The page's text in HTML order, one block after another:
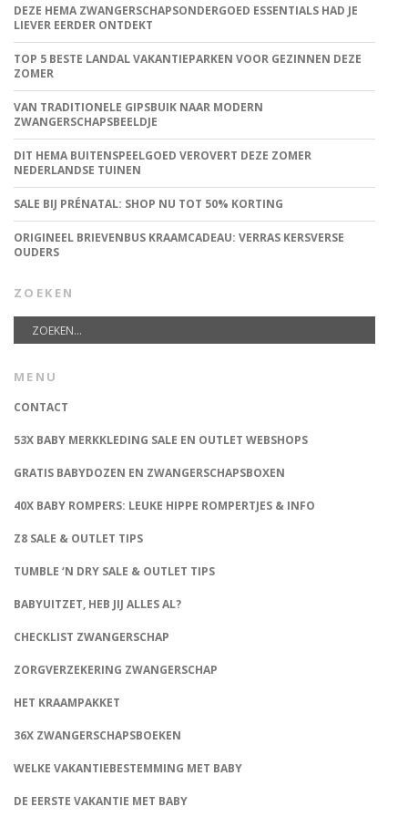
DEZE HEMA ZWANGERSCHAPSONDERGOED ESSENTIALS HAD JE
LIEVER EERDER ONTDEKT
TOP 5 BESTE LANDAL VAKANTIEPARKEN VOOR GEZINNEN DEZE
ZOMER
VAN TRADITIONELE GIPSBUIK NAAR MODERN
ZWANGERSCHAPSBEELDJE
DIT HEMA BUITENSPEELGOED VEROVERT DEZE ZOMER
NEDERLANDSE TUINEN
SALE BIJ PRÉNATAL: SHOP NU TOT 50% KORTING
ORIGINEEL BRIEVENBUS KRAAMCADEAU: VERRAS KERSVERSE
OUDERS
ZOEKEN
MENU
CONTACT
53X BABY MERKKLEDING SALE EN OUTLET WEBSHOPS
GRATIS BABYDOZEN EN ZWANGERSCHAPSBOXEN
40X BABY ROMPERS: LEUKE HIPPE ROMPERTJES & INFO
Z8 SALE & OUTLET TIPS
TUMBLE ‘N DRY SALE & OUTLET TIPS
BABYUITZET, HEB JIJ ALLES AL?
CHECKLIST ZWANGERSCHAP
ZORGVERZEKERING ZWANGERSCHAP
HET KRAAMPAKKET
36X ZWANGERSCHAPSBOEKEN
WELKE VAKANTIEBESTEMMING MET BABY
DE EERSTE VAKANTIE MET BABY